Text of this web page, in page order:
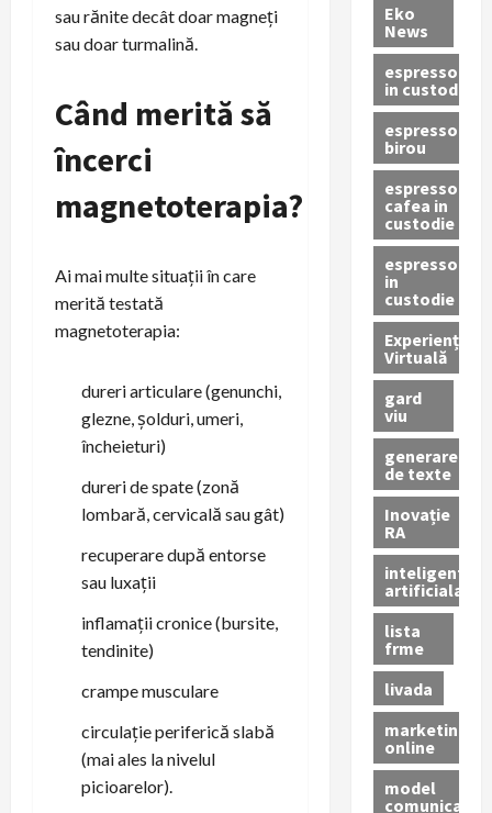
sau rănite decât doar magneți
sau doar turmalină.
Când merită să
încerci
magnetoterapia?
Ai mai multe situații în care
merită testată
magnetoterapia:
dureri articulare (genunchi,
glezne, șolduri, umeri,
încheieturi)
dureri de spate (zonă
lombară, cervicală sau gât)
recuperare după entorse
sau luxații
inflamații cronice (bursite,
tendinite)
crampe musculare
circulație periferică slabă
(mai ales la nivelul
picioarelor).
Eko
News
espressoare
in custodie
espressor
birou
espressor
cafea in
custodie
espressor
in
custodie
Experiență
Virtuală
gard
viu
generare
de texte
Inovație
RA
inteligenta
artificiala
lista
frme
livada
marketing
online
model
comunicat